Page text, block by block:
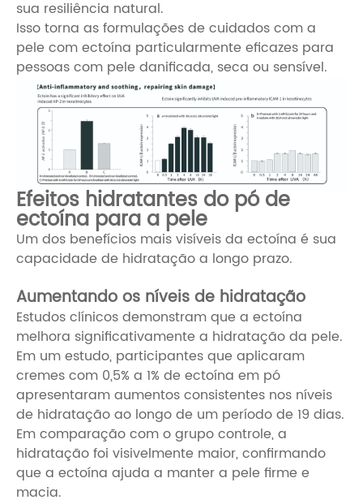
sua resiliência natural.
Isso torna as formulações de cuidados com a
pele com ectoína particularmente eficazes para
pessoas com pele danificada, seca ou sensível.
Efeitos hidratantes do pó de
ectoína para a pele
Um dos benefícios mais visíveis da ectoína é sua
capacidade de hidratação a longo prazo.
Aumentando os níveis de hidratação
Estudos clínicos demonstram que a ectoína
melhora significativamente a hidratação da pele.
Em um estudo, participantes que aplicaram
cremes com 0,5% a 1% de ectoína em pó
apresentaram aumentos consistentes nos níveis
de hidratação ao longo de um período de 19 dias.
Em comparação com o grupo controle, a
hidratação foi visivelmente maior, confirmando
que a ectoína ajuda a manter a pele firme e
macia.